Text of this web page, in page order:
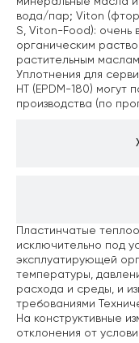
вода/пар; Viton
S, Viton-Food): очень
органическим
растительным
Уплотнения для
HT (EPDM-180) могут
производства (по
Пластинчатые
исключительно под
эксплуатирующей
температуры,
расхода и среды, и
требованиями
На конструктивные
отклонения от